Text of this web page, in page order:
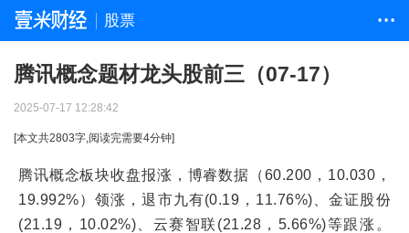
股票 • • •
腾讯概念题材龙头股前三（07-17）
2025-07-17 12:28:42
[本文共2803字,阅读完需要4分钟]
腾讯概念板块收盘报涨，博睿数据（60.200，10.030，
19.992%）领涨，退市九有(0.19，11.76%)、金证股份
(21.19，10.02%)、云赛智联(21.28，5.66%)等跟涨。